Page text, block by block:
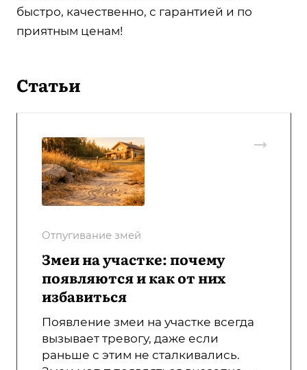
быстро, качественно, с гарантией и по
приятным ценам!
Статьи
Отпугивание змей
Змеи на участке: почему
появляются и как от них
избавиться
Появление змеи на участке всегда
вызывает тревогу, даже если
раньше с этим не сталкивались.